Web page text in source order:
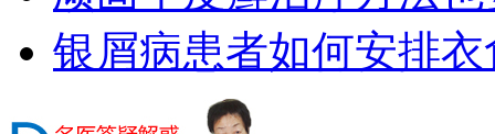
银屑病患者如何安排